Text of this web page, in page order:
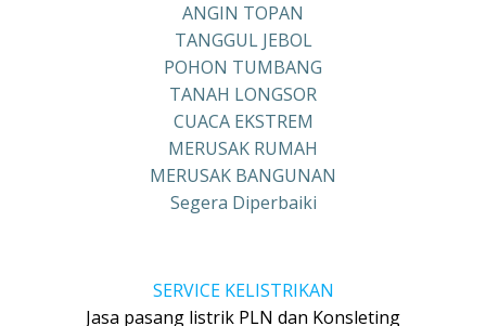
ANGIN TOPAN
TANGGUL JEBOL
POHON TUMBANG
TANAH LONGSOR
CUACA EKSTREM
MERUSAK RUMAH
MERUSAK BANGUNAN
Segera Diperbaiki
SERVICE KELISTRIKAN
Jasa pasang listrik PLN dan Konsleting